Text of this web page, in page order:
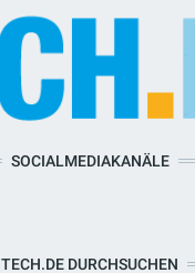
SOCIALMEDIAKANÄLE
TECH.DE DURCHSUCHEN